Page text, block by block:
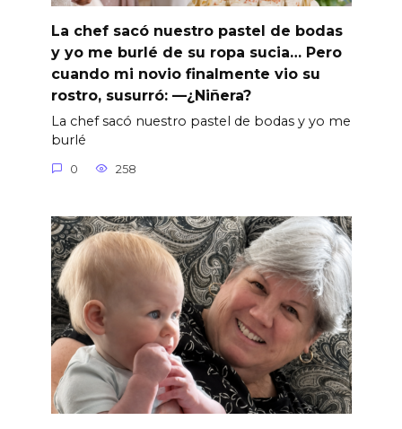
La chef sacó nuestro pastel de bodas
y yo me burlé de su ropa sucia… Pero
cuando mi novio finalmente vio su
rostro, susurró: —¿Niñera?
La chef sacó nuestro pastel de bodas y yo me
burlé
0 258